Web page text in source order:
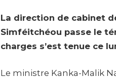
La direction de cabinet
Simféitchéou passe le
charges s’est tenue ce
Le ministre Kanka-Malik